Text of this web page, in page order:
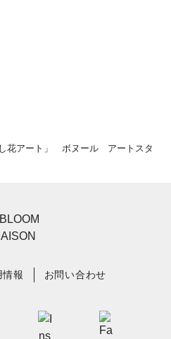
花アート」 ボヌール アートスタ
情報 お問い合わせ